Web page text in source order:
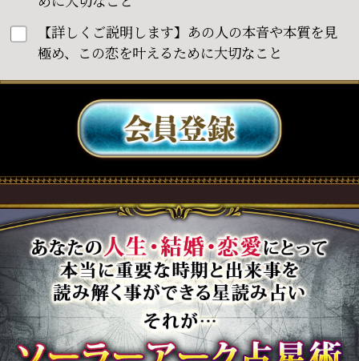
【詳しくご説明します】あの人の本音や本質を見
極め、この恋を叶えるために大切なこと